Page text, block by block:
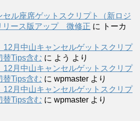
ル座席ゲットスクリプト（新ロジ
リース版アップ 微修正 に
トーカ
12月中山キャンセルゲットスクリプ
替Tips含む に よう より
12月中山キャンセルゲットスクリプ
替Tips含む に wpmaster より
12月中山キャンセルゲットスクリプ
替Tips含む に wpmaster より